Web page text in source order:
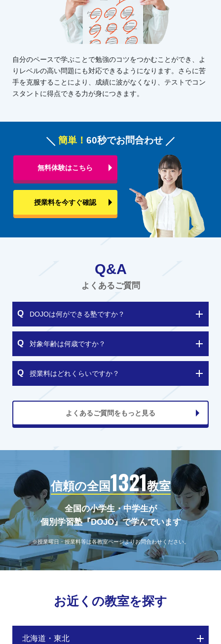
自分のペースで学ぶことで勉強のコツをつかむことができ、よ
りレベルの高い問題にも対応できるようになります。さらに苦
手を克服することにより、成績に波がなくなり、テストでコン
スタントに得点できる力が身につきます。
簡単！ 60秒でお問合わせ
無料体験はこちら
授業料を今すぐ確認
Q&A
よくあるご質問
DOJOは何ができる塾ですか？
対象年齢は何歳ですか？
授業料はどれくらいですか？
よくあるご質問をもっと見る
信頼の全国1321教室
全国の小学生・中学生が
個別学習塾『DOJO』で学んでいます
※授業曜日・授業料等は各教室ページよりお問合わせください。
お近くの教室を探す
北海道・東北